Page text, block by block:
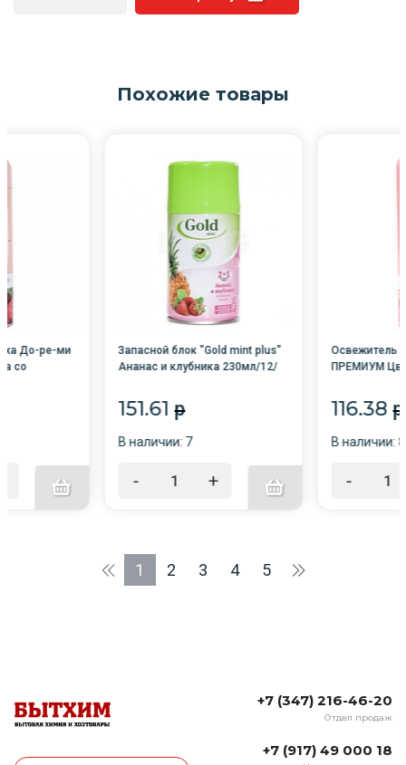
Похожие товары
До-ре-ми
со
Запасной блок "Gold mint plus"
Ананас и клубника 230мл/12/
151.61 p
В наличии: 7
- +
Освежитель
ПРЕМИУМ
/12/ Сибиар
116.38 p
В наличии: 8
-
1 2 3 4 5
+7 (347) 216-46-20
Отдел продаж
+7 (917) 49 000 18